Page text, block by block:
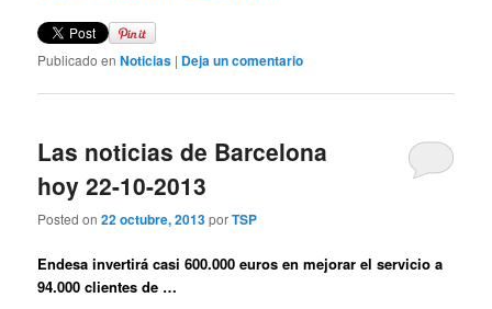
Publicado en Noticias | Deja un comentario
Las noticias de Barcelona
hoy 22-10-2013
Posted on22 octubre, 2013porTSP
Endesa invertirá casi 600.000 euros en mejorar el servicio a
94.000 clientes de …